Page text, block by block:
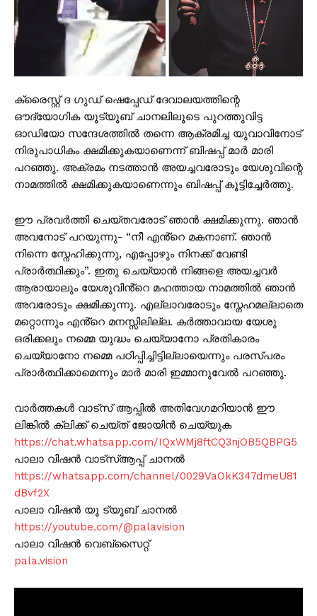
ക്രൈസ്റ്റ് ദ ഗുഡ് ഷെപ്പേഡ് ദേവാലയത്തിന്റെ
ഔദ്യോഗിക യൂട്യൂബ് ചാനലിലൂടെ പുറത്തുവിട്ട
ഓഡിയോ സന്ദേശത്തില്‍ തന്നെ ആക്രമിച്ച യുവാവിനോട്
നിരുപാധികം ക്ഷമിക്കുകയാണെന്ന് ബിഷപ്പ് മാര്‍ മാരി
പറഞ്ഞു. അക്രമം നടത്താന്‍ അയച്ചവരോടും യേശുവിന്റെ
നാമത്തില്‍ ക്ഷമിക്കുകയാണെന്നും ബിഷപ്പ് കൂട്ടിച്ചേര്‍ത്തു.
ഈ പ്രവര്‍ത്തി ചെയ്തവരോട് ഞാൻ ക്ഷമിക്കുന്നു. ഞാൻ
അവനോട് പറയുന്നു- “നീ എൻ്റെ മകനാണ്. ഞാൻ
നിന്നെ സ്നേഹിക്കുന്നു, എപ്പോഴും നിനക്ക് വേണ്ടി
പ്രാർത്ഥിക്കും”. ഇതു ചെയ്യാൻ നിങ്ങളെ അയച്ചവർ
ആരായാലും യേശുവിൻ്റെ മഹത്തായ നാമത്തിൽ ഞാൻ
അവരോടും ക്ഷമിക്കുന്നു. എല്ലാവരോടും സ്നേഹമല്ലാതെ
മറ്റൊന്നും എൻ്റെ മനസ്സിലില്ല. കർത്താവായ യേശു
ഒരിക്കലും നമ്മെ യുദ്ധം ചെയ്യാനോ പ്രതികാരം
ചെയ്യാനോ നമ്മെ പഠിപ്പിച്ചിട്ടില്ലായെന്നും പരസ്പരം
പ്രാര്‍ത്ഥിക്കാമെന്നും മാർ മാരി ഇമ്മാനുവേല്‍ പറഞ്ഞു.
വാർത്തകൾ വാട്സ് ആപ്പിൽ അതിവേഗമറിയാൻ ഈ
ലിങ്കിൽ ക്ലിക്ക് ചെയ്ത് ജോയിൻ ചെയ്യുക
https://chat.whatsapp.com/IQxWMj8ftCQ3njOB5QBPG5
പാലാ വിഷൻ വാട്സ്ആപ്പ് ചാനൽ
https://whatsapp.com/channel/0029VaOkK347dmeU81
dBvf2X
പാലാ വിഷൻ യൂ ട്യൂബ് ചാനൽ
https://youtube.com/@palavision
പാലാ വിഷൻ വെബ്സൈറ്റ്
pala.vision